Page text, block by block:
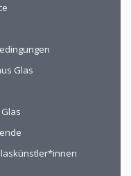
Glas